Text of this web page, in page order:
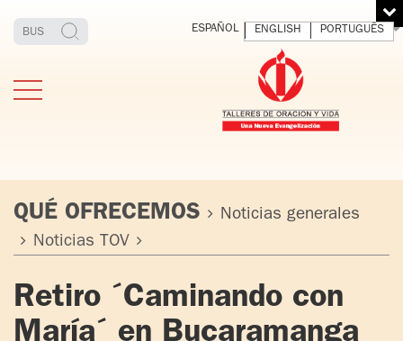
TOV ADULTOS
PADRE
IGNACIO
Y VIVIR
ESPAÑOL ENGLISH PORTUGUÊS
QUÉ OFRECEMOS
Noticias generales
Noticias TOV
Retiro ´Caminando con